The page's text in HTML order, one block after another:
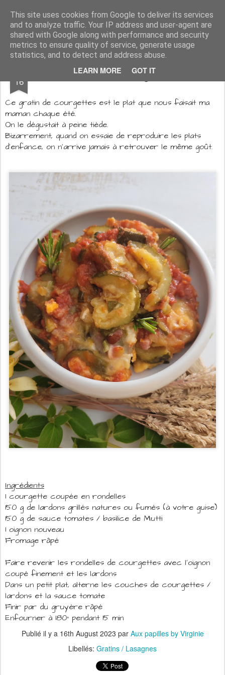
This site uses cookies from Google to deliver its services
and to analyze traffic. Your IP address and user-agent are
shared with Google along with performance and security
metrics to ensure quality of service, generate usage
statistics, and to detect and address abuse.
LEARN MORE GOT IT
Aux papilles by Virginie
16 Gratin de courgettes
Ce gratin de courgettes est le plat que nous faisait ma
maman chaque été.
On le dégustait à peine tiède.
Bizarrement, quand on essaie de reproduire les plats
d'enfance, on n'arrive jamais à retrouver le même goût.
Ingrédients
1 courgette coupée en rondelles
150 g de lardons grillés natures ou fumés (à votre guise)
150 g de sauce tomates / basilice de Mutti
1 oignon nouveau
Fromage râpé
Faire revenir les rondelles de courgettes avec l'oignon
coupé finement et les lardons
Dans un petit plat, alterne les couches de courgettes /
lardons et la sauce tomate
Finir par du gruyère râpé
Enfourner à 180° pendant 15 min
Publié il y a 16th August 2023 par Aux papilles by Virginie
Libellés: Gratins / Lasagnes